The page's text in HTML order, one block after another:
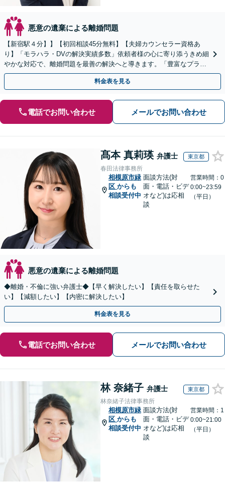
悪意の遺棄による離婚問題
【新宿駅４分】】【初回相談45分無料】【夫婦カウンセラー資格あ
り】「モラハラ・DVの解決実績多数」依頼者様の心に寄り添うきめ細
やかな対応で、離婚問題を最善の解決へと導きます。「豊富なプラン
で一人一人に最適なサポートを提案」【ビデオ面談可】
料金表を見る
電話でお問い合わせ メールでお問い合わせ
髙本 真莉瑛 弁護士 東京都
春田法律事務所
相模原市緑
区 からも
相談受付中
面談方法(対
面・電話・ビデ
オなど)は応相
談
営業時間：0
0:00~23:59
（平日）
悪意の遺棄による離婚問題
◆離婚・不倫に強い弁護士◆【早く解決したい】【責任を取らせた
い】【減額したい】【内密に解決したい】
料金表を見る
電話でお問い合わせ メールでお問い合わせ
林 奈緒子 弁護士 東京都
林奈緒子法律事務所
相模原市緑
区 からも
相談受付中
面談方法(対
面・電話・ビデ
オなど)は応相
談
営業時間：1
0:00~21:00
（平日）